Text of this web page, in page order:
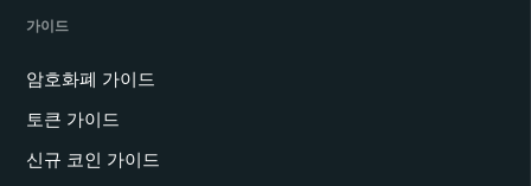
가이드
암호화폐 가이드
토큰 가이드
신규 코인 가이드